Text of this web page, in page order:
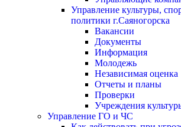
Управление культуры,
политики г.Саяногорска
Вакансии
Документы
Информация
Молодежь
Независимая оценка
Отчеты и планы
Проверки
Учреждения
Управление ГО и ЧС